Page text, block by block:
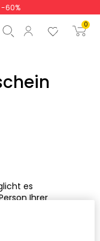
-60%
0
der Bestellung
es
Ihrer